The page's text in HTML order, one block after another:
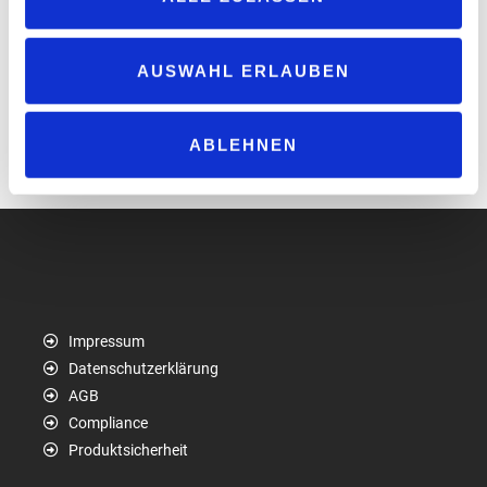
AUSWAHL ERLAUBEN
ABLEHNEN
Energiehandel tätigen ZG Raiffeisen-Tochter Honeck Waldschütz
des gesamten Geschäfts haben beide Parteien Stillschweigen
vereinbart.
www.hoyer.de
Impressum
Datenschutzerklärung
AGB
Compliance
Produktsicherheit